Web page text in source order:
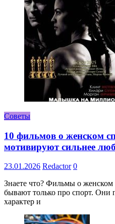
Советы
10 фильмов о женском
мотивируют сильнее
23.01.2026 Redactor 0
Знаете что? Фильмы о женском
бывают только про спорт. Они
характер и